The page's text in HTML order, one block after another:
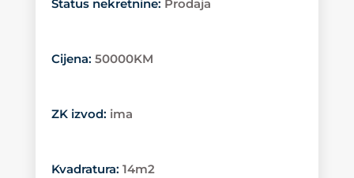
Status nekretnine: Prodaja
Cijena: 50000KM
ZK izvod: ima
Kvadratura: 14m2